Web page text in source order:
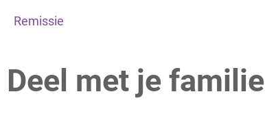
Remissie
Deel met je familie